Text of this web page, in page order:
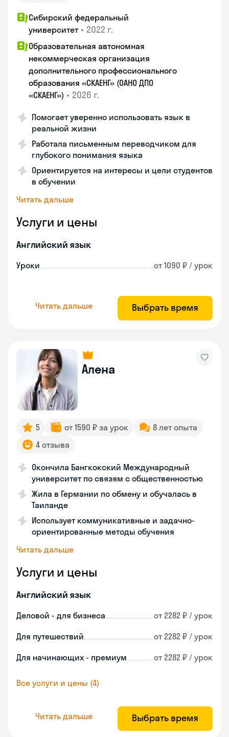
Сибирский федеральный
университет • 2022 г.
Образовательная автономная
некоммерческая организация
дополнительного профессионального
образования «СКАЕНГ» (ОАНО ДПО
«СКАЕНГ») • 2026 г.
Помогает уверенно использовать язык в
реальной жизни
Работала письменным переводчиком для
глубокого понимания языка
Ориентируется на интересы и цели студентов
в обучении
Читать дальше
Услуги и цены
Английский язык
Уроки от 1090 ₽ / урок
Читать дальше Выбрать время
Алена
5 от 1590 ₽ за урок
8 лет опыта
4 отзыва
Окончила Бангкокский Международный
университет по связям с общественностью
Жила в Германии по обмену и обучалась в
Таиланде
Использует коммуникативные и задачно-
ориентированные методы обучения
Читать дальше
Услуги и цены
Английский язык
Деловой - для бизнеса от 2282 ₽ / урок
Для путешествий от 2282 ₽ / урок
Для начинающих - премиум от 2282 ₽ / урок
Все услуги и цены (4)
Читать дальше Выбрать время